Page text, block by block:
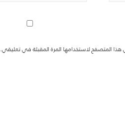
المتصفح لاستخدامها المرة المقبلة في تعليقي.